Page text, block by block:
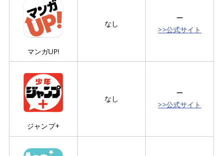
マンガUP!
なし
ー
>>公式サイト
ジャンプ+
なし
ー
>>公式サイト